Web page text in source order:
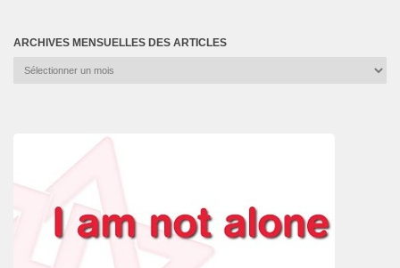
ARCHIVES MENSUELLES DES ARTICLES
Archives